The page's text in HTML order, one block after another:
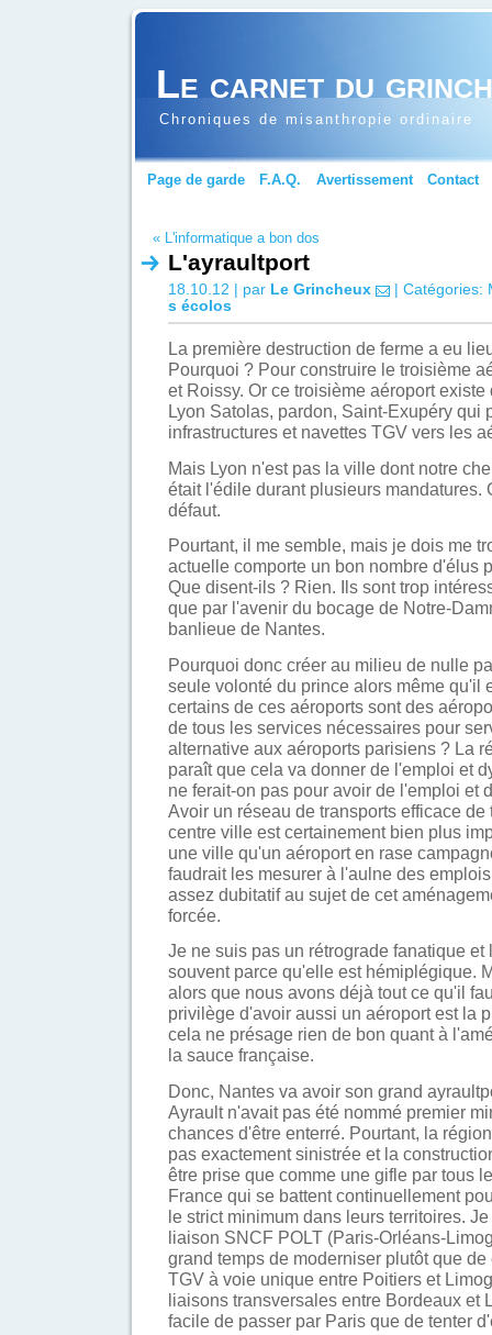
Le carnet du
Chroniques de misanthropie ordinaire
Page de garde F.A.Q. Avertissement Contact
« L'informatique a bon dos
L'ayraultport
18.10.12 | par Le Grincheux | Catégories:
s écolos
La première destruction de ferme a eu
Pourquoi ? Pour construire le troisième
et Roissy. Or ce troisième aéroport
Lyon Satolas, pardon, Saint-Exupéry qui
infrastructures et navettes TGV vers les
Mais Lyon n'est pas la ville dont notre
était l'édile durant plusieurs mandatures.
défaut.
Pourtant, il me semble, mais je dois me
actuelle comporte un bon nombre d'élus
Que disent-ils ? Rien. Ils sont trop
que par l'avenir du bocage de Notre-
banlieue de Nantes.
Pourquoi donc créer au milieu de nulle
seule volonté du prince alors même qu'il
certains de ces aéroports sont des
de tous les services nécessaires pour
alternative aux aéroports parisiens ? La
paraît que cela va donner de l'emploi et
ne ferait-on pas pour avoir de l'emploi et
Avoir un réseau de transports efficace de
centre ville est certainement bien plus
une ville qu'un aéroport en rase
faudrait les mesurer à l'aulne des
assez dubitatif au sujet de cet
forcée.
Je ne suis pas un rétrograde fanatique
souvent parce qu'elle est hémiplégique.
alors que nous avons déjà tout ce qu'il
privilège d'avoir aussi un aéroport est la
cela ne présage rien de bon quant à
la sauce française.
Donc, Nantes va avoir son grand
Ayrault n'avait pas été nommé premier
chances d'être enterré. Pourtant, la
pas exactement sinistrée et la
être prise que comme une gifle par tous
France qui se battent continuellement
le strict minimum dans leurs territoires.
liaison SNCF POLT (Paris-Orléans-
grand temps de moderniser plutôt que
TGV à voie unique entre Poitiers et
liaisons transversales entre Bordeaux et
facile de passer par Paris que de tenter